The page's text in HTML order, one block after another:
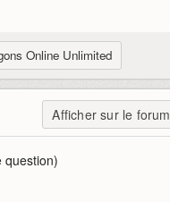
Online Unlimited
Afficher sur le forum
question)